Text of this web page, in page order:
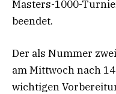
Masters-1000-
beendet.
Der als Nummer
am Mittwoch nach
wichtigen